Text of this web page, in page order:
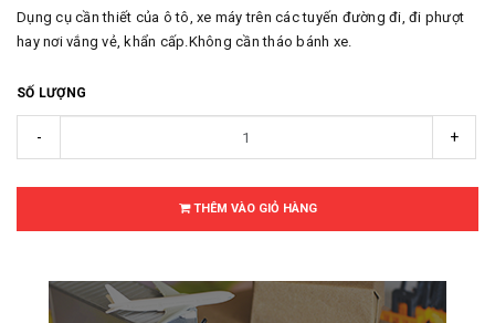
Dụng cụ cần thiết của ô tô, xe máy trên các tuyến đường đi, đi phượt
hay nơi vắng vẻ, khẩn cấp.Không cần tháo bánh xe.
SỐ LƯỢNG
- +
THÊM VÀO GIỎ HÀNG